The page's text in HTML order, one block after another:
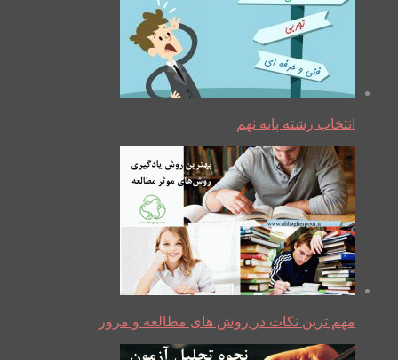
انتخاب رشته پایه نهم
مهم ترین نکات در روش های مطالعه و مرور